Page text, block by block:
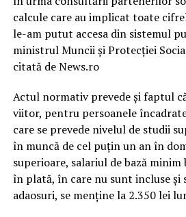
calcule care au implicat toate
le-am putut accesa din sistemul
ministrul Muncii şi Protecţiei
citată de News.ro
Actul normativ prevede şi faptul
viitor, pentru persoanele
care se prevede nivelul de studii
în muncă de cel puţin un an în
superioare, salariul de bază
în plată, în care nu sunt incluse şi
adaosuri, se menţine la 2.350 lei